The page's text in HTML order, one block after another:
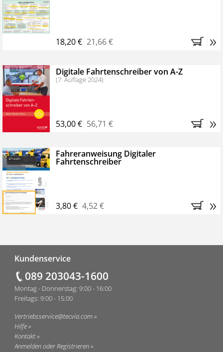
Bestellen Sie jetzt das VerkehrsRundschau Profipaket im
Kennenlern-Abo für zwei Monate (inkl. der derzeitig
Monaten brauchen Sie nichts weiter tun, das
Abonnement endet automatisch, es entstehen keine
weiteren Verpflichtungen.
18,20 € 21,66 € »
Digitale Fahrtenschreiber von A-Z
(7. Auflage 2024)
53,00 € 56,71 € »
Fahreranweisung Digitaler
Fahrtenschreiber
3,80 € 4,52 € »
Kundenservice
089 203043-1600
Montag - Donnerstag: 9:00 - 16:00
Freitags: 9:00 - 15:00
Vertriebsservice@tecvia.com
Hilfe
Kontakt
Anmelden oder Registrieren